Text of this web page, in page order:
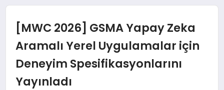
DÜNYA
SİYASET
EKONOMİ
[MWC 2026] GSMA Yapay Zeka
Aramalı Yerel Uygulamalar için
Deneyim Spesifikasyonlarını
Yayınladı